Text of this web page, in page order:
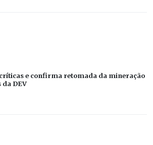
e confirma retomada da mineração
DEV